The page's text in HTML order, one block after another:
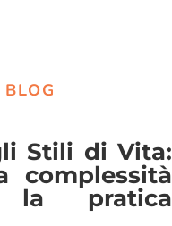
Stili di Vita:
complessità
la pratica